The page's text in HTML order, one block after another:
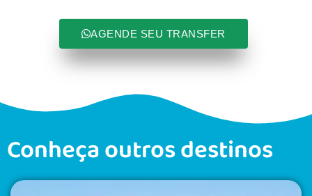
AGENDE SEU TRANSFER
Conheça outros destinos